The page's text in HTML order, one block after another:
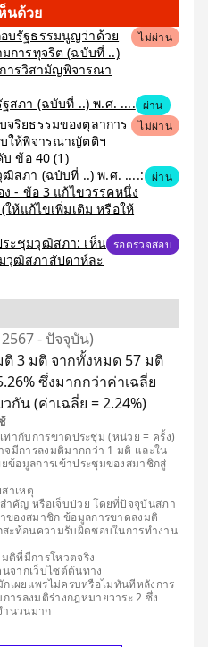
นด้วย
บรัฐธรรมนูญว่าด้วย
การทุจริต (ฉบับที่ ..)
ารวิสามัญพิจารณา
ไม่ผ่าน
สภา (ฉบับที่ ..) พ.ศ. .... ผ่าน
ริยธรรมของตุลาการ
ให้พิจารณาญัตติฯ
ข้อ 40 (1)
ไม่ผ่าน
สภา (ฉบับที่ ..) พ.ศ. ....:
- ข้อ 3 แก้ไขวรรคหนึ่ง
ห้แก้ไขเพิ่มเติม หรือให้
ผ่าน
ระชุมวุฒิสภา: เห็น
วุฒิสภาสัปดาห์ละ
รอตรวจสอบ
- ปัจจุบัน)
3 มติ จากทั้งหมด 57 มติ
ซึ่งมากกว่าค่าเฉลี่ย
น (ค่าเฉลี่ย = 2.24%)
ากับการขาดประชุม (หน่วย = ครั้ง)
จมีการลงมติมากกว่า 1 มติ และใน
ข้อมูลการเข้าประชุมของสมาชิกสู่
าเหตุ
ำคัญ หรือเจ็บป่วย โดยที่ปัจจุบันสภา
ของสมาชิก ข้อมูลการขาดลงมติ
สะท้อนความรับผิดชอบในการทำงาน
ติที่มีการโหวตจริง
จากเว็บไซต์ต้นทาง
กเผยแพร่ไม่ครบหรือไม่ทันทีหลังการ
ารลงมติร่างกฎหมายวาระ 2 ซึ่ง
ำนวนมาก